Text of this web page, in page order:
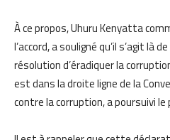
À ce propos, Uhuru Kenyatta
l’accord, a souligné qu’il s’agit là
résolution d’éradiquer la
est dans la droite ligne de la
contre la corruption, a poursuivi